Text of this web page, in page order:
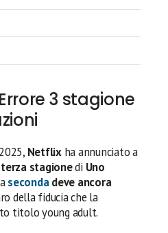
3 stagione
Netflixha annunciato a
terza stagionedi Uno
secondadeve ancora
della fiducia che la
titolo young adult.